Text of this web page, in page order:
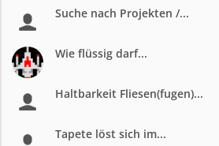
Suche nach Projekten /...
Wie flüssig darf...
Haltbarkeit Fliesen(fugen)...
Tapete löst sich im...